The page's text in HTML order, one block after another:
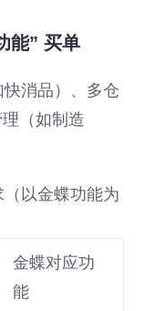
能” 买单
快消品）、多仓
（如制造
（以金蝶功能为
金蝶对应功
能